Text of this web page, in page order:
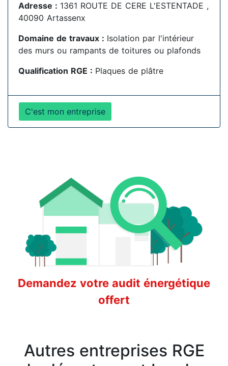
Adresse : 1361 ROUTE DE CERE L'ESTENTADE ,
40090 Artassenx
Domaine de travaux : Isolation par l'intérieur
des murs ou rampants de toitures ou plafonds
Qualification RGE : Plaques de plâtre
C'est mon entreprise
Demandez votre audit énergétique
offert
Autres entreprises RGE